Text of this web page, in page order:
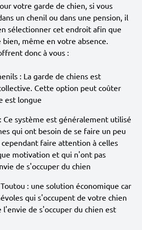
votre garde de chien, si vous
un chenil ou dans une pension, il
sélectionner cet endroit afin que
même en votre absence.
donc à vous :
: La garde de chiens est
Cette option peut coûter
est longue
Ce système est généralement utilisé
qui ont besoin de se faire un peu
faire attention à celles
motivation et qui n'ont pas
de s'occuper du chien
: une solution économique car
qui s'occupent de votre chien
l'envie de s'occuper du chien est